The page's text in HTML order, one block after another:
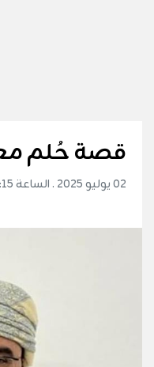
قصة حُلم
02 يوليو 2025 . الساعة 17:15 بتوقيت مسقط